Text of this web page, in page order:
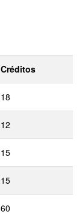
Créditos
18
12
15
15
60